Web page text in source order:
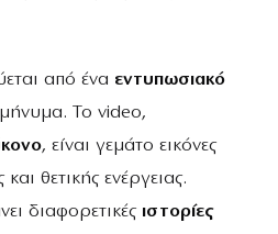
από ένα εντυπωσιακό
Το video,
, είναι γεμάτο εικόνες
θετικής ενέργειας.
διαφορετικές ιστορίες